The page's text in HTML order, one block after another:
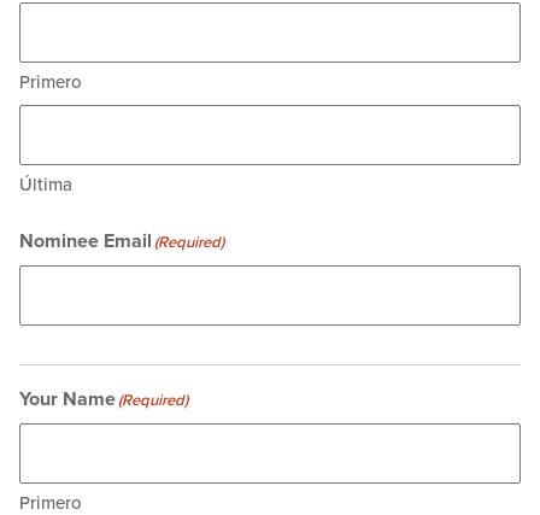
Primero
Última
Nominee Email (Required)
Your Name(Required)
Primero